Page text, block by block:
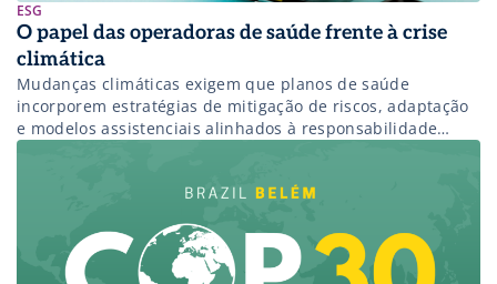
ESG
O papel das operadoras de saúde frente à crise
climática
Mudanças climáticas exigem que planos de saúde
incorporem estratégias de mitigação de riscos, adaptação
e modelos assistenciais alinhados à responsabilidade